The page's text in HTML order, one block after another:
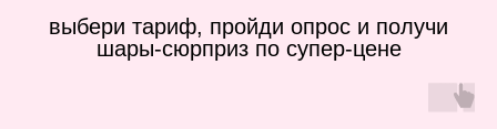
выбери тариф, пройди опрос и получи
шары-сюрприз по супер-цене